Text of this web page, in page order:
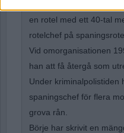
en rotel med ett 40-tal
rotelchef på
Vid omorganisationen
han att få återgå som
Under kriminalpolistiden
spaningschef för flera
grova rån.
Börje har skrivit en